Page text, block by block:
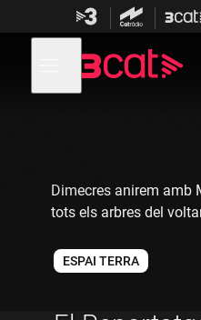
contingut
menú
de
ESPAI TERRA
Dimecres anirem amb
tots els arbres del